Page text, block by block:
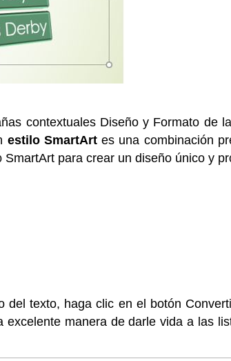
contextuales Diseño y Formato de
estilo SmartArtes una combinación
para crear un diseño único y
texto, haga clic en el botón
manera de darle vida a las